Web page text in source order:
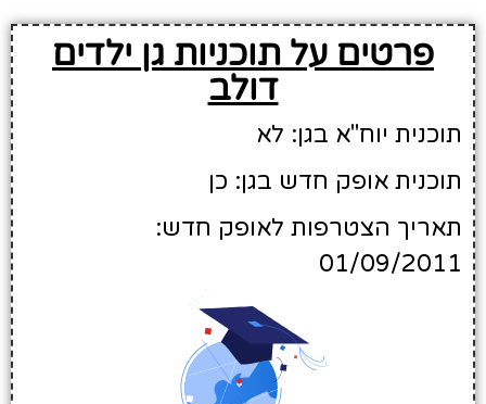
פרטים על תוכניות גן ילדים
דולב
תוכנית יוח"א בגן: לא
תוכנית אופק חדש בגן: כן
תאריך הצטרפות לאופק חדש:
01/09/2011